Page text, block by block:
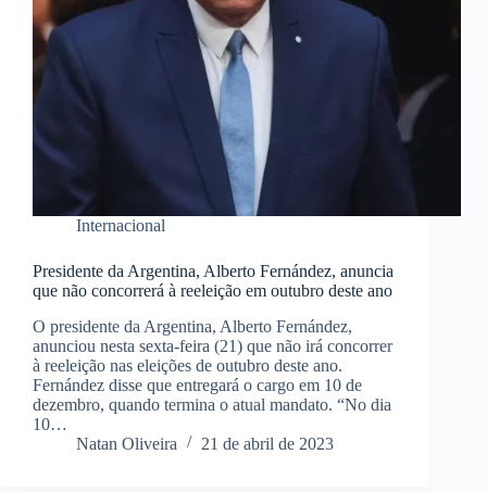
Internacional
Presidente da Argentina, Alberto Fernández, anuncia
que não concorrerá à reeleição em outubro deste ano
O presidente da Argentina, Alberto Fernández,
anunciou nesta sexta-feira (21) que não irá concorrer
à reeleição nas eleições de outubro deste ano.
Fernández disse que entregará o cargo em 10 de
dezembro, quando termina o atual mandato. “No dia
10…
Natan Oliveira
21 de abril de 2023